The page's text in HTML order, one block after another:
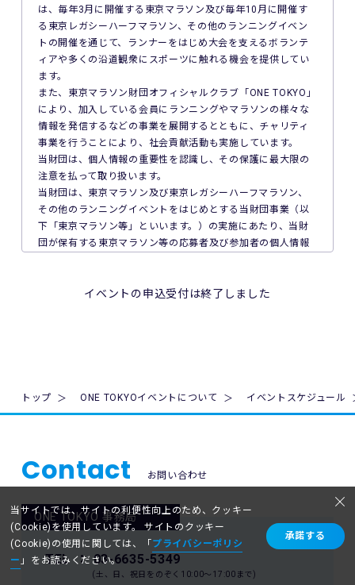
当サイトでは、サイトの利便性向上のため、クッキー
(Cookie)を使用しています。 サイトのクッキー
(Cookie)の使用に関しては、「 プライバシーポリシ
ー 」をお読みください。
承諾する
5. 公共交通機関の遅延、道路事情その他いかなる理由による
本イベントへの参加の遅刻又は不参加であっても、主催者は
一切責任を負わず、本イベントの参加料の返金等は一切行い
ません。
6. 本イベントの参加料についての領収証は発行いたしませ
ん。
7. 主催者は本イベントの参加者の疾病や紛失、その他の事故
に際し、主催者に故意又は重過失がある場合を除き、主催者
が加入する保険の給付額以上の損害を賠償する責任を負いま
せん。なお、本イベントの参加者は、自己の健康状態や体調
に注意を払うものとします。
8. 本イベント中の映像・写真・記事・記録・参加者の氏名、
のテレビ・新聞・雑誌・SNS・インターネット等での掲載及
び利用の権利は主催者に属します。
されるものとします。
宜の場所に掲示（及び登録されたメールアドレスへの通知
が）された時点からその効力を生じるものとみなされます。
12. 本イベントに関連して生ずる一切の紛争については、東
京地方裁判所を第一審の専属的合意管轄裁判所とします。
は、毎年3月に開催する東京マラソン及び毎年10月に開催す
る東京レガシーハーフマラソン、その他のランニングイベン
トの開催を通じて、ランナーをはじめ大会を支えるボランテ
ィアや多くの沿道観衆にスポーツに触れる機会を提供してい
ます。
また、東京マラソン財団オフィシャルクラブ「ONE TOKYO」
により、加入している会員にランニングやマラソンの様々な
情報を発信するなどの事業を展開するとともに、チャリティ
事業を行うことにより、社会貢献活動も実施しています。
当財団は、個人情報の重要性を認識し、その保護に最大限の
注意を払って取り扱います。
当財団は、東京マラソン及び東京レガシーハーフマラソン、
その他のランニングイベントをはじめとする当財団事業（以
下「東京マラソン等」といいます。）の実施にあたり、当財
団が保有する東京マラソン等の応募者及び参加者の個人情報
1. 法令、国が定める指針その他の規範の遵守について
程」といいます。）を遵守し、厳正な管理のもとで行いま
当財団は、個人情報の取得、利用及び提供を必要とする場合
には、日本工業規格「個人情報保護マネジメントシステム 要
護マネジメントシステムを遵守し、厳正な管理のもとで行い
ます。
当財団が個人情報を取得するにあたっては、ご本人の意思に
よる（ご本人が未成年者（18歳未満）の場合はその親権者の
同意を得た）情報の提供(登録、申込等)によることを原則と
イベントの申込受付は終了しました
トップ ONE TOKYOイベントについて イベントスケジュール
Contact お問い合わせ
ONE TOKYO 事務局
TEL ： 03-6635-5349
(土、日、祝日をのぞく10:00〜17:00まで)